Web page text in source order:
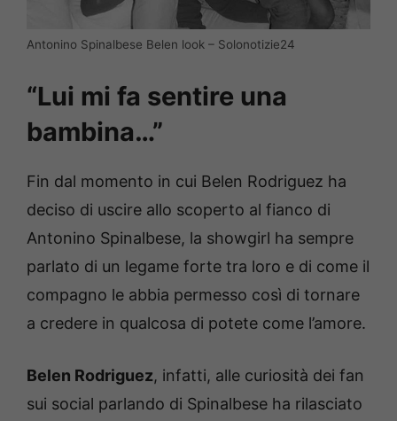
Antonino Spinalbese Belen look – Solonotizie24
“Lui mi fa sentire una
bambina…”
Fin dal momento in cui Belen Rodriguez ha
deciso di uscire allo scoperto al fianco di
Antonino Spinalbese, la showgirl ha sempre
parlato di un legame forte tra loro e di come il
compagno le abbia permesso così di tornare
a credere in qualcosa di potete come l’amore.
Belen Rodriguez, infatti, alle curiosità dei fan
sui social parlando di Spinalbese ha rilasciato